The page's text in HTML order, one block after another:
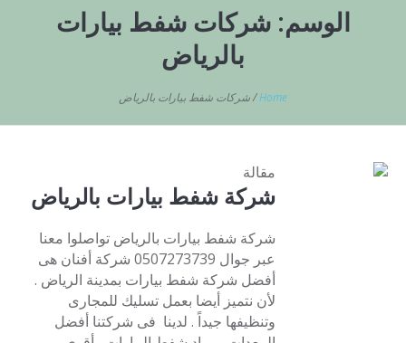
الوسم:شركات شفط بيارات
بالرياض
Home
/شركات شفط بيارات بالرياض
مقالة
شركة شفط بيارات بالرياض
شركة شفط بيارات بالرياض تواصلوا معنا
عبر جوال 0507273739 شركة أفنان هى
أفضل شركة شفط بيارات بمدينة الرياض .
لأن نتميز أيضا بعمل تسليك للمجارى
وتنظيفها جيداً . لدينا فى شركتنا أفضل